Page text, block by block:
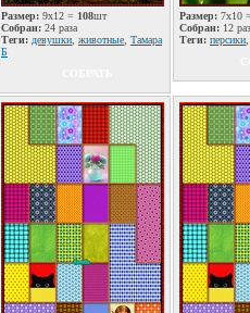
Размер: 9x12 = 108шт
Собран: 24 раза
Теги: девушки животные Тамара
Б
Размер: 7x10
Собран: 12 раз
Теги: персики